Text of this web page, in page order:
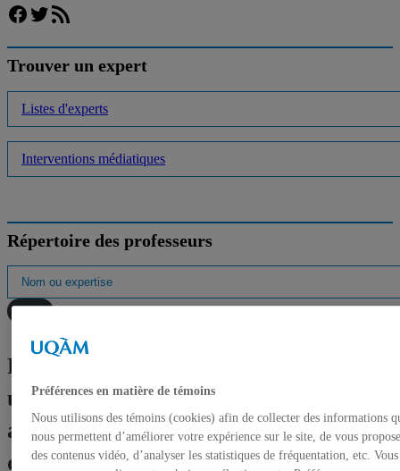
Facebook
Twitter
Flux RSS
Trouver un expert
Listes d'experts
Interventions médiatiques
Répertoire des professeurs
Portrait d’une collection
universitaire : la Galerie de l’UQAM
accueille l’exposition «Inventaires
d’une collection»
Préférences en matière de témoins
Nous utilisons des témoins (cookies) afin de collecter des informations
nous permettent d’améliorer votre expérience sur le site, de vous
des contenus vidéo, d’analyser les statistiques de fréquentation, etc. Vous